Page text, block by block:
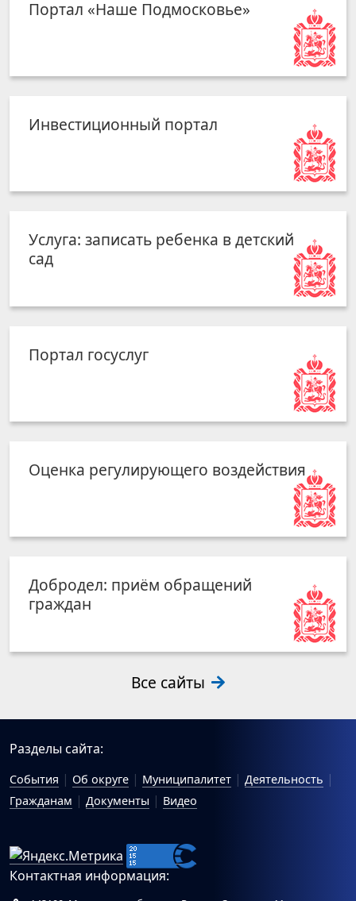
Портал «Наше Подмосковье»
Инвестиционный портал
Услуга: записать ребенка в детский
сад
Портал госуслуг
Оценка регулирующего воздействия
Добродел: приём обращений
граждан
Все сайты
Разделы сайта:
События Об округе Муниципалитет
Деятельность
Гражданам
Документы Видео
Контактная информация: